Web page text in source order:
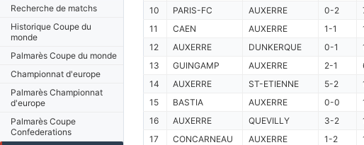
Recherche de matchs
Historique Coupe du
monde
Palmarès Coupe du monde
Championnat d'europe
Palmarès Championnat
d'europe
Palmarès Coupe
Confederations
10
PARIS-FC AUXERRE 0-2
11
CAEN AUXERRE 1-1
12
AUXERRE DUNKERQUE 0-1
13
GUINGAMP AUXERRE 2-1
14
AUXERRE ST-ETIENNE 5-2
15
BASTIA AUXERRE 0-0
16
AUXERRE QUEVILLY 3-2
17
CONCARNEAU AUXERRE 1-2